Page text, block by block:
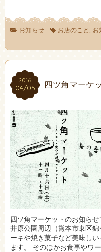
お知らせ お店のこと , お
2016
04/05
2016
04/05 四ツ角マーケ
四ツ角マーケットのお知ら
井原公園周辺（熊本市東区
ーキや焼き菓子など美味し
ます。 そのほかお食事やワ